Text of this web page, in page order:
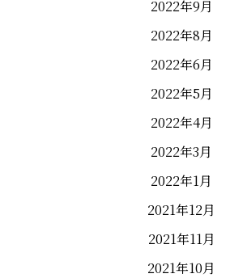
2022年9月
2022年8月
2022年6月
2022年5月
2022年4月
2022年3月
2022年1月
2021年12月
2021年11月
2021年10月